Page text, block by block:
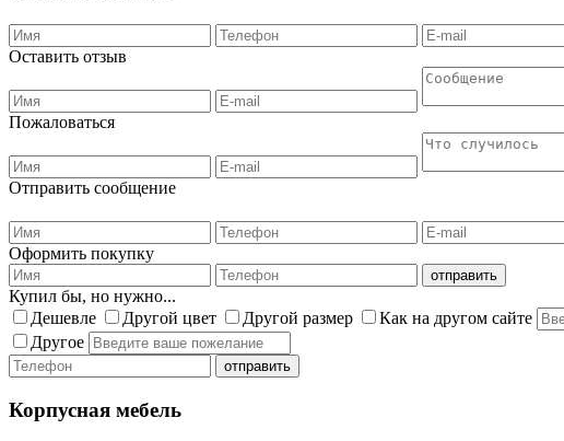
Оставить отзыв
Пожаловаться
Отправить сообщение
Оформить покупку
Купил бы, но нужно...
Дешевле
Другой цвет Другой размер
Как на другом сайте
Другое
Корпусная мебель